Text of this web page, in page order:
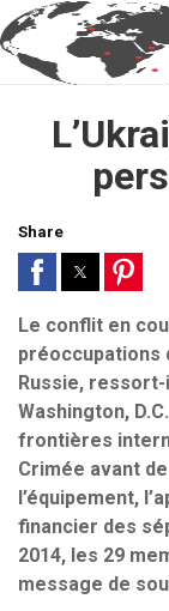
Share
Le conflit en
préoccupations
Russie,
Washington,
frontières
Crimée avant
l’équipement,
financier des
2014, les 29
message de